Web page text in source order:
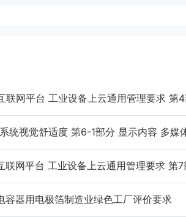
网平台 工业设备上云通用管理要求 第
统视觉舒适度 第6-1部分 显示内容 多媒
网平台 工业设备上云通用管理要求 第7
器用电极箔制造业绿色工厂评价要求